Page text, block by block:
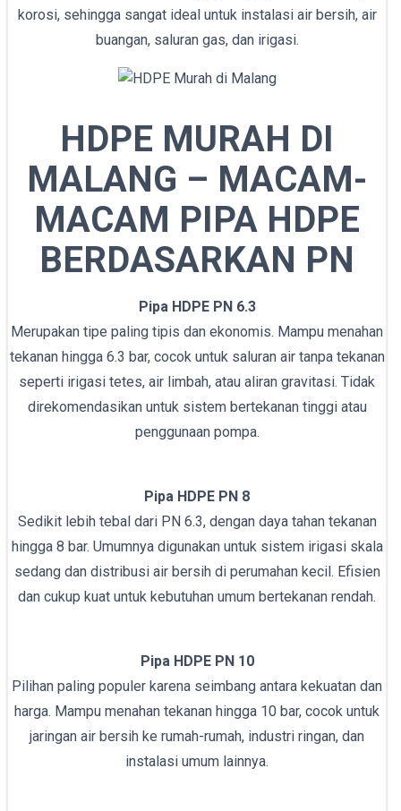
korosi, sehingga sangat ideal untuk instalasi air bersih, air
buangan, saluran gas, dan irigasi.
HDPE MURAH DI
MALANG – MACAM-
MACAM PIPA HDPE
BERDASARKAN PN
Pipa HDPE PN 6.3
Merupakan tipe paling tipis dan ekonomis. Mampu menahan
tekanan hingga 6.3 bar, cocok untuk saluran air tanpa tekanan
seperti irigasi tetes, air limbah, atau aliran gravitasi. Tidak
direkomendasikan untuk sistem bertekanan tinggi atau
penggunaan pompa.
Pipa HDPE PN 8
Sedikit lebih tebal dari PN 6.3, dengan daya tahan tekanan
hingga 8 bar. Umumnya digunakan untuk sistem irigasi skala
sedang dan distribusi air bersih di perumahan kecil. Efisien
dan cukup kuat untuk kebutuhan umum bertekanan rendah.
Pipa HDPE PN 10
Pilihan paling populer karena seimbang antara kekuatan dan
harga. Mampu menahan tekanan hingga 10 bar, cocok untuk
jaringan air bersih ke rumah-rumah, industri ringan, dan
instalasi umum lainnya.